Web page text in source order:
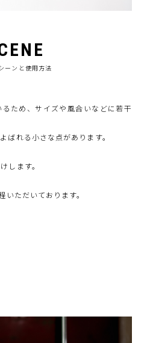
ーンと使用方法
ため、サイズや風合いなどに若干
ばれる小さな点があります。
します。
ただいております。